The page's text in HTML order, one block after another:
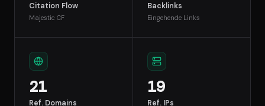
Citation Flow
Majestic CF
Backlinks
Eingehende Links
21
Ref. Domains
19
Ref. IPs